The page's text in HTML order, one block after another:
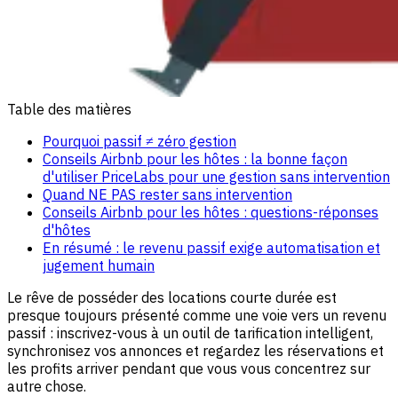
Table des matières
Pourquoi passif ≠ zéro gestion
Conseils Airbnb pour les hôtes : la bonne façon
d'utiliser PriceLabs pour une gestion sans intervention
Quand NE PAS rester sans intervention
Conseils Airbnb pour les hôtes : questions-réponses
d'hôtes
En résumé : le revenu passif exige automatisation et
jugement humain
Le rêve de posséder des locations courte durée est
presque toujours présenté comme une voie vers un revenu
passif : inscrivez-vous à un outil de tarification intelligent,
synchronisez vos annonces et regardez les réservations et
les profits arriver pendant que vous vous concentrez sur
autre chose.